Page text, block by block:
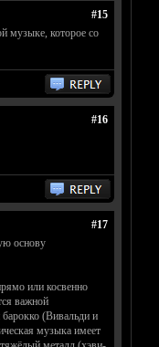
#15
музыке, которое со
#16
#17
основу
или косвенно
важной
(Вивальди и
музыка имеет